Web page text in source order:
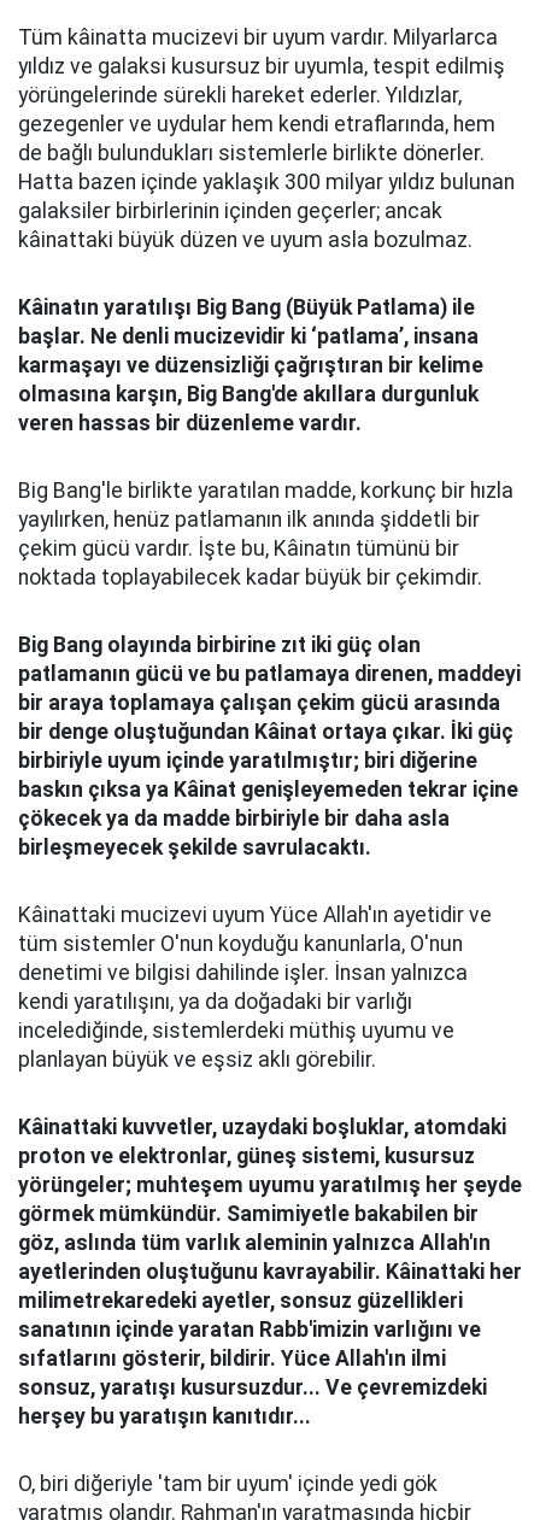
Tüm kâinatta mucizevi bir uyum vardır. Milyarlarca
yıldız ve galaksi kusursuz bir uyumla, tespit edilmiş
yörüngelerinde sürekli hareket ederler. Yıldızlar,
gezegenler ve uydular hem kendi etraflarında, hem
de bağlı bulundukları sistemlerle birlikte dönerler.
Hatta bazen içinde yaklaşık 300 milyar yıldız bulunan
galaksiler birbirlerinin içinden geçerler; ancak
kâinattaki büyük düzen ve uyum asla bozulmaz.
Kâinatın yaratılışı Big Bang (Büyük Patlama) ile
başlar. Ne denli mucizevidir ki ‘patlama’, insana
karmaşayı ve düzensizliği çağrıştıran bir kelime
olmasına karşın, Big Bang'de akıllara durgunluk
veren hassas bir düzenleme vardır.
Big Bang'le birlikte yaratılan madde, korkunç bir hızla
yayılırken, henüz patlamanın ilk anında şiddetli bir
çekim gücü vardır. İşte bu, Kâinatın tümünü bir
noktada toplayabilecek kadar büyük bir çekimdir.
Big Bang olayında birbirine zıt iki güç olan
patlamanın gücü ve bu patlamaya direnen, maddeyi
bir araya toplamaya çalışan çekim gücü arasında
bir denge oluştuğundan Kâinat ortaya çıkar. İki güç
birbiriyle uyum içinde yaratılmıştır; biri diğerine
baskın çıksa ya Kâinat genişleyemeden tekrar içine
çökecek ya da madde birbiriyle bir daha asla
birleşmeyecek şekilde savrulacaktı.
Kâinattaki mucizevi uyum Yüce Allah'ın ayetidir ve
tüm sistemler O'nun koyduğu kanunlarla, O'nun
denetimi ve bilgisi dahilinde işler. İnsan yalnızca
kendi yaratılışını, ya da doğadaki bir varlığı
incelediğinde, sistemlerdeki müthiş uyumu ve
planlayan büyük ve eşsiz aklı görebilir.
Kâinattaki kuvvetler, uzaydaki boşluklar, atomdaki
proton ve elektronlar, güneş sistemi, kusursuz
yörüngeler; muhteşem uyumu yaratılmış her şeyde
görmek mümkündür. Samimiyetle bakabilen bir
göz, aslında tüm varlık aleminin yalnızca Allah'ın
ayetlerinden oluştuğunu kavrayabilir. Kâinattaki her
milimetrekaredeki ayetler, sonsuz güzellikleri
sanatının içinde yaratan Rabb'imizin varlığını ve
sıfatlarını gösterir, bildirir. Yüce Allah'ın ilmi
sonsuz, yaratışı kusursuzdur... Ve çevremizdeki
herşey bu yaratışın kanıtıdır...
O, biri diğeriyle 'tam bir uyum' içinde yedi gök
yaratmış olandır. Rahman'ın yaratmasında hiçbir